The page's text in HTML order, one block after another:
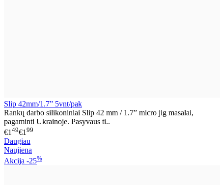
Slip 42mm/1.7” 5vnt/pak
Rankų darbo silikoniniai Slip 42 mm / 1.7” micro jig masalai,
pagaminti Ukrainoje. Pasyvaus ti..
€1 49€1 99
Daugiau
Naujiena
Akcija -25%